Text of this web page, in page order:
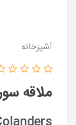
آشپزخانه
ملاقه